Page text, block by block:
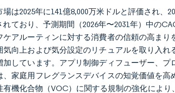
は2025年に141億8,000万米ドルと評価され、
れており、予測期間（2026年〜2031年）中の
ケアルーティンに対する消費者の信頼の高ま
気向上および気分設定のリチュアルを取り入
加しています。アプリ制御ディフューザー、
、家庭用フレグランスデバイスの知覚価値を
有機化合物（VOC）に関する規制の強化によ